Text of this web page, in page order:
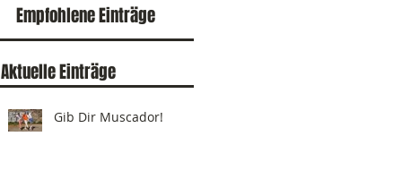
Empfohlene Einträge
Aktuelle Einträge
Gib Dir Muscador!